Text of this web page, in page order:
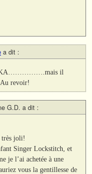
a dit :
il
revoir!
G.D. a dit :
très joli!
Singer Lockstitch, et
je l’ai achetée à une
vous la gentillesse de